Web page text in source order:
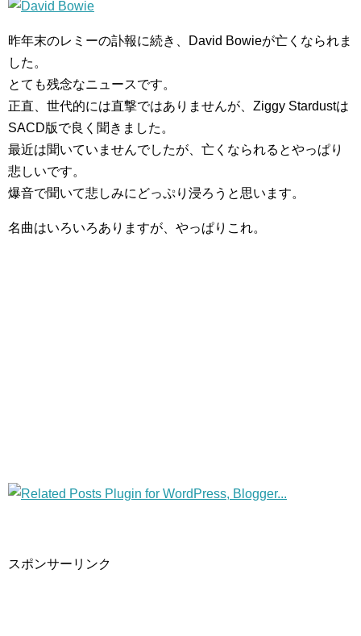
昨年末のレミーの訃報に続き、David Bowieが亡くなられま
した。
とても残念なニュースです。
正直、世代的には直撃ではありませんが、Ziggy Stardustは
SACD版で良く聞きました。
最近は聞いていませんでしたが、亡くなられるとやっぱり
悲しいです。
爆音で聞いて悲しみにどっぷり浸ろうと思います。
名曲はいろいろありますが、やっぱりこれ。
スポンサーリンク